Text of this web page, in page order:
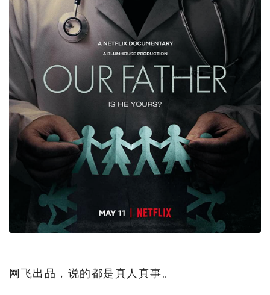
网飞出品，说的都是真人真事。